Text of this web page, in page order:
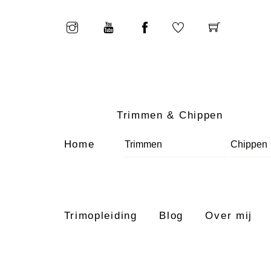
Home
Trimmen & Chippen
Trimmen Chippen
Trimopleiding Blog Over mij